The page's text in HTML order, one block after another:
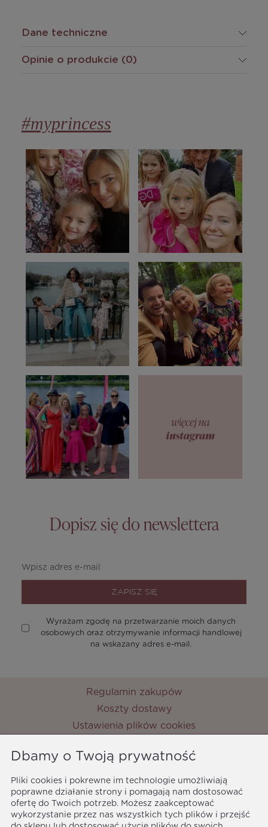
Dane techniczne
Opinie o produkcie (0)
#myprincess
Dopisz się do newslettera
ZAPISZ SIĘ
Wyrażam zgodę na przetwarzanie moich danych
osobowych oraz otrzymywanie informacji handlowej
na wskazany adres e-mail.
Regulamin zakupów
Koszty dostawy
Ustawienia plików cookies
Metody płatności
Ochrona danych osobowych
Polityka prywatności
MyPrincess
ul. Nocznickiego 33
Dbamy o Twoją prywatność
Pliki cookies i pokrewne im technologie umożliwiają
poprawne działanie strony i pomagają nam dostosować
ofertę do Twoich potrzeb. Możesz zaakceptować
wykorzystanie przez nas wszystkich tych plików i przejść